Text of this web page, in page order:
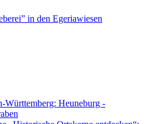
in den Egeriawiesen
Württemberg: Heuneburg -